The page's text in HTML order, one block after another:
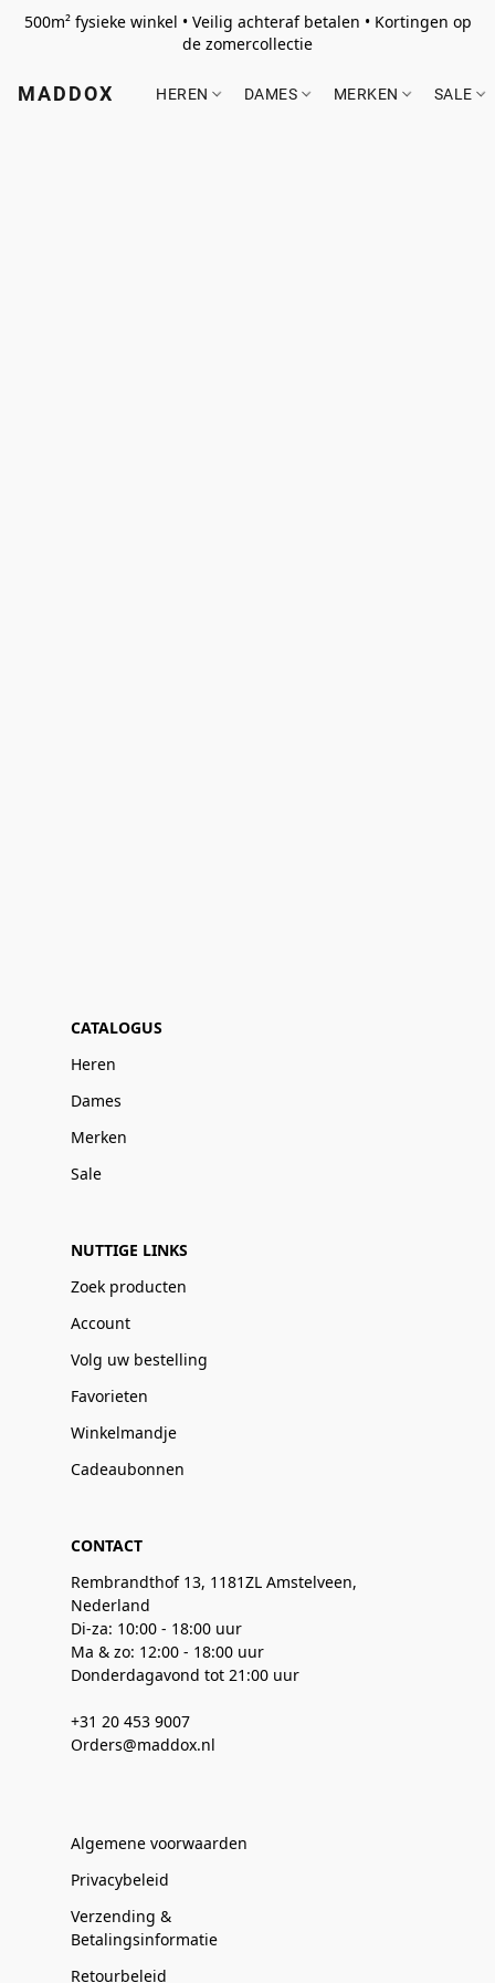
500m² fysieke winkel • Veilig achteraf betalen • Kortingen op
de zomercollectie
MADDOX HEREN DAMES MERKEN SALE
CATALOGUS
Heren
Dames
Merken
Sale
NUTTIGE LINKS
Zoek producten
Account
Volg uw bestelling
Favorieten
Winkelmandje
Cadeaubonnen
CONTACT
Rembrandthof 13, 1181ZL Amstelveen,
Nederland
Di-za: 10:00 - 18:00 uur
Ma & zo: 12:00 - 18:00 uur
Donderdagavond tot 21:00 uur
+31 20 453 9007
Orders@maddox.nl
Algemene voorwaarden
Privacybeleid
Verzending &
Betalingsinformatie
Retourbeleid